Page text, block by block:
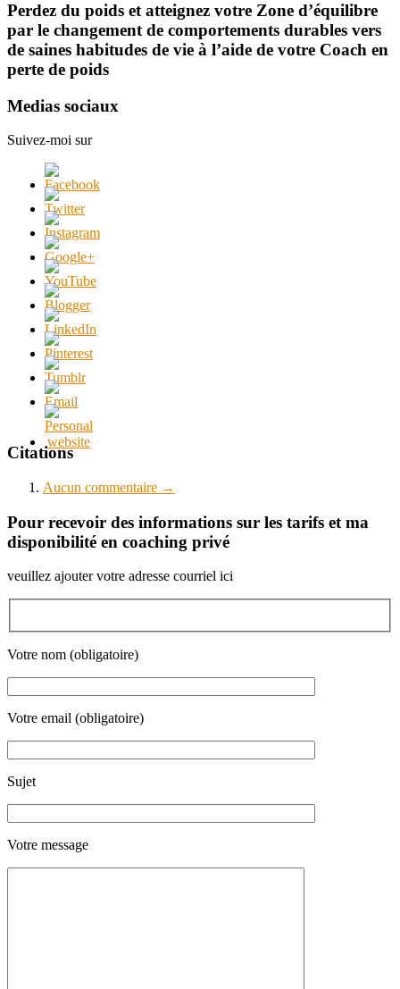
Perdez du poids et atteignez votre Zone d’équilibre
par le changement de comportements durables vers
de saines habitudes de vie à l’aide de votre Coach en
perte de poids
Medias sociaux
Suivez-moi sur
Citations
Aucun commentaire →
Pour recevoir des informations sur les tarifs et ma
disponibilité en coaching privé
veuillez ajouter votre adresse courriel ici
Votre nom (obligatoire)
Votre email (obligatoire)
Sujet
Votre message